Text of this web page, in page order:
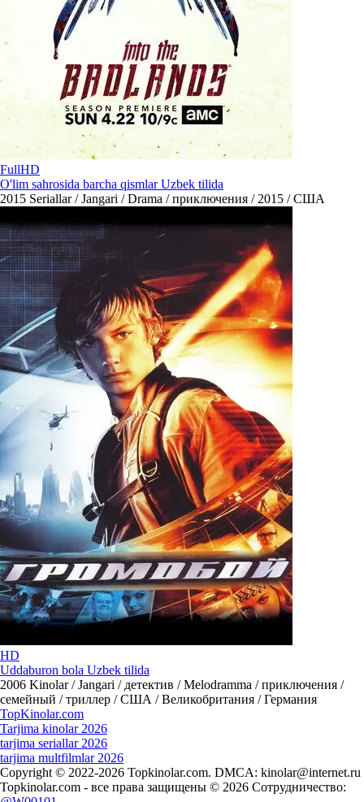
FullHD
O'lim sahrosida barcha qismlar Uzbek tilida
2015 Seriallar / Jangari / Drama / приключения / 2015 / США
HD
Uddaburon bola Uzbek tilida
2006 Kinolar / Jangari / детектив / Melodramma / приключения /
семейный / триллер / США / Великобритания / Германия
TopKinolar.com
Tarjima kinolar 2026
tarjima seriallar 2026
tarjima multfilmlar 2026
Copyright © 2022-2026 Topkinolar.com. DMCA: kinolar@internet.ru
Topkinolar.com - все права защищены © 2026 Сотрудничество: